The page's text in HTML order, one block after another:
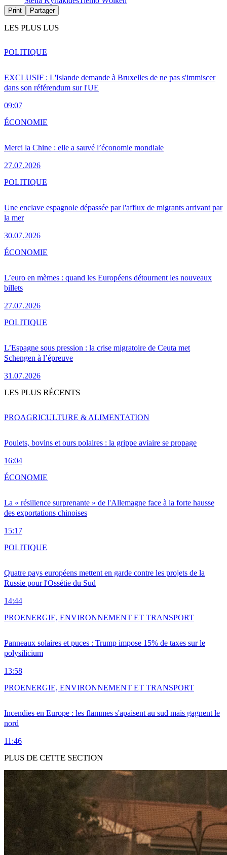
Print Partager
LES PLUS LUS
EXCLUSIF : L'Islande demande à Bruxelles de ne pas s'immiscer
dans son référendum sur l'UE
09:07
POLITIQUE
Merci la Chine : elle a sauvé l’économie mondiale
27.07.2026
ÉCONOMIE
Une enclave espagnole dépassée par l'afflux de migrants arrivant par
la mer
30.07.2026
POLITIQUE
L’euro en mèmes : quand les Européens détournent les nouveaux
billets
27.07.2026
ÉCONOMIE
L’Espagne sous pression : la crise migratoire de Ceuta met
Schengen à l’épreuve
31.07.2026
POLITIQUE
LES PLUS RÉCENTS
Poulets, bovins et ours polaires : la grippe aviaire se propage
16:04
PROAGRICULTURE & ALIMENTATION
La « résilience surprenante » de l'Allemagne face à la forte hausse
des exportations chinoises
15:17
ÉCONOMIE
Quatre pays européens mettent en garde contre les projets de la
Russie pour l'Ossétie du Sud
14:44
POLITIQUE
Panneaux solaires et puces : Trump impose 15% de taxes sur le
polysilicium
13:58
PROENERGIE, ENVIRONNEMENT ET TRANSPORT
Incendies en Europe : les flammes s'apaisent au sud mais gagnent le
nord
11:46
PROENERGIE, ENVIRONNEMENT ET TRANSPORT
PLUS DE CETTE SECTION